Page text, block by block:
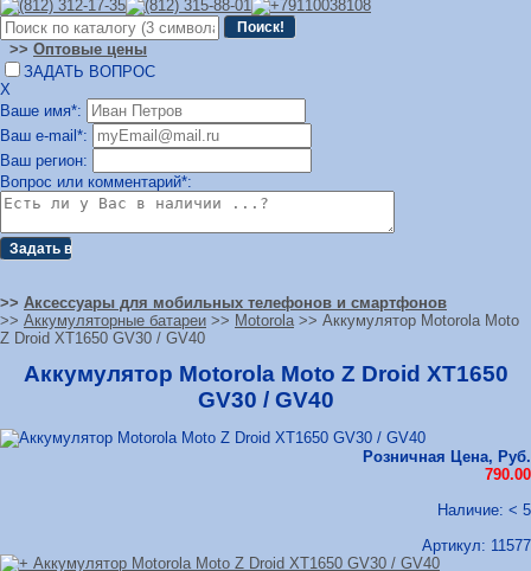
>> Оптовые цены
ЗАДАТЬ ВОПРОС
Х
Ваше имя*:
Ваш e-mail*:
Ваш регион:
Вопрос или комментарий*:
>> Аксессуары для мобильных телефонов и смартфонов
>> Аккумуляторные батареи >> Motorola >> Аккумулятор Motorola Moto
Z Droid XT1650 GV30 / GV40
Аккумулятор Motorola Moto Z Droid XT1650
GV30 / GV40
Розничная Цена, Руб.
790.00
Наличие: < 5
Артикул: 11577